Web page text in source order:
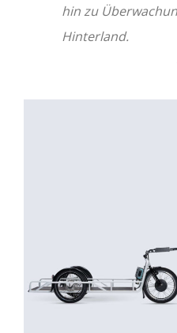
hin zu
Hinterland.